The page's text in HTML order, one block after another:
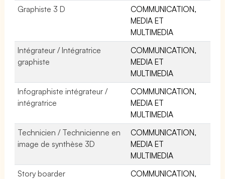
Graphiste 3 D
COMMUNICATION,
MEDIA ET
MULTIMEDIA
Intégrateur / Intégratrice
graphiste
COMMUNICATION,
MEDIA ET
MULTIMEDIA
Infographiste intégrateur /
intégratrice
COMMUNICATION,
MEDIA ET
MULTIMEDIA
Technicien / Technicienne en
image de synthèse 3D
COMMUNICATION,
MEDIA ET
MULTIMEDIA
Story boarder
COMMUNICATION,